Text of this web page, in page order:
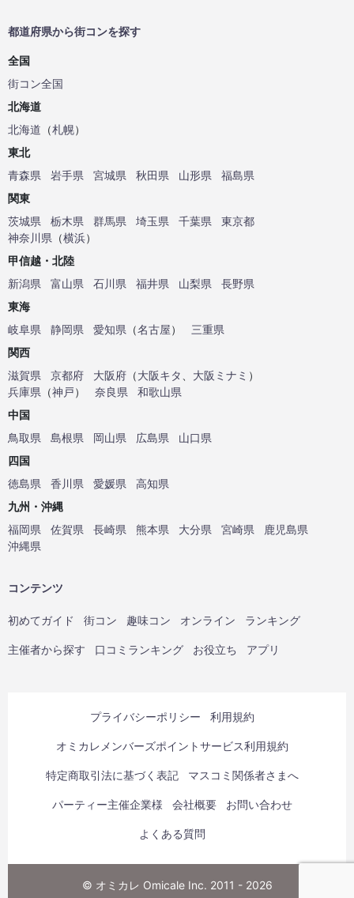
都道府県から街コンを探す
全国
街コン全国
北海道
北海道 （札幌）
東北
青森県
岩手県 宮城県 秋田県 山形県
福島県
関東
茨城県
栃木県 群馬県 埼玉県 千葉県
東京都
神奈川県 （横浜）
甲信越・北陸
新潟県
富山県 石川県 福井県 山梨県
長野県
東海
岐阜県
静岡県 愛知県 （名古屋）
三重県
関西
滋賀県
京都府 大阪府 （大阪キタ 大阪ミナミ ）
兵庫県 （神戸） 奈良県
和歌山県
中国
鳥取県
島根県 岡山県 広島県
山口県
四国
徳島県
香川県 愛媛県
高知県
九州・沖縄
福岡県
佐賀県 長崎県 熊本県 大分県 宮崎県
鹿児島県
沖縄県
コンテンツ
初めてガイド 街コン 趣味コン オンライン ランキング
主催者から探す 口コミランキング お役立ち アプリ
プライバシーポリシー 利用規約
オミカレメンバーズポイントサービス利用規約
特定商取引法に基づく表記 マスコミ関係者さまへ
パーティー主催企業様 会社概要 お問い合わせ
よくある質問
© オミカレ Omicale Inc. 2011 - 2026